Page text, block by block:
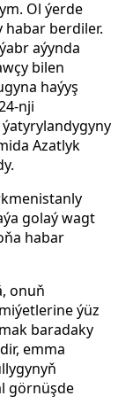
Ol ýerde
habar berdiler.
aýynda
bilen
haýyş
nji
Azatlyk
golaý wagt
habar
onuň
ýüz
baradaky
emma
görnüşde